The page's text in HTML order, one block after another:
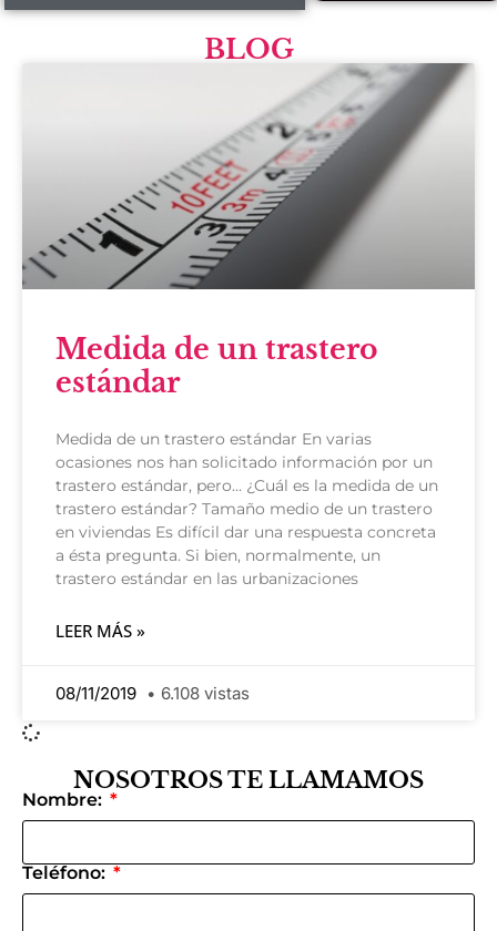
BLOG
Medida de un trastero
estándar
Medida de un trastero estándar En varias
ocasiones nos han solicitado información por un
trastero estándar, pero… ¿Cuál es la medida de un
trastero estándar? Tamaño medio de un trastero
en viviendas Es difícil dar una respuesta concreta
a ésta pregunta. Si bien, normalmente, un
trastero estándar en las urbanizaciones
LEER MÁS »
08/11/2019 6.108 vistas
NOSOTROS TE LLAMAMOS
Nombre:
Teléfono: